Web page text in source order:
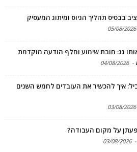
05/08/2026
גג: חובת שימוע וחלף הודעה מוקדמת
-
04/08/2026
איך להכשיר את העובדים לחמש השנים
03/08/2026
על מקום העבודה?
-
03/08/2026